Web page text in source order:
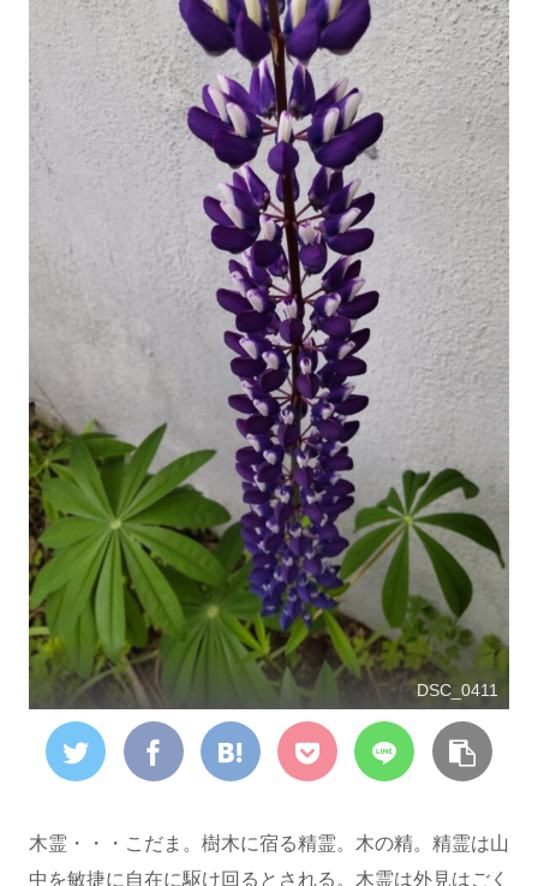
DSC_0411
木霊・・・こだま。樹木に宿る精霊。木の精。精霊は山
中を敏捷に自在に駆け回るとされる。木霊は外見はごく